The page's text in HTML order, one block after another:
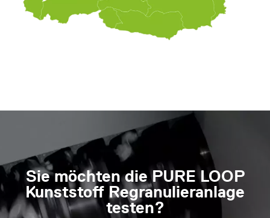
Sie möchten die PURE LOOP
Kunststoff Regranulieranlage
testen?